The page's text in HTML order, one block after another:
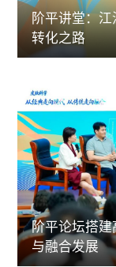
阶平讲堂：
转化之路
阶平论坛搭
与融合发展